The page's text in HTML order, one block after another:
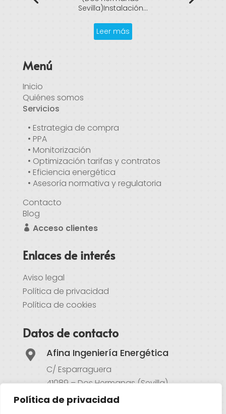
Política de privacidad
Sevilla)Instalación...
Leer más
Menú
Inicio
Quiénes somos
Servicios
• Estrategia de compra
• PPA
• Monitorización
• Optimización tarifas y contratos
• Eficiencia energética
• Asesoría normativa y regulatoria
Contacto
Blog
Acceso clientes
Enlaces de interés
Aviso legal
Política de privacidad
Política de cookies
Datos de contacto
 Afina Ingeniería Energética
C/ Esparraguera
41089 – Dos Hermanas (Sevilla)
Atención al cliente